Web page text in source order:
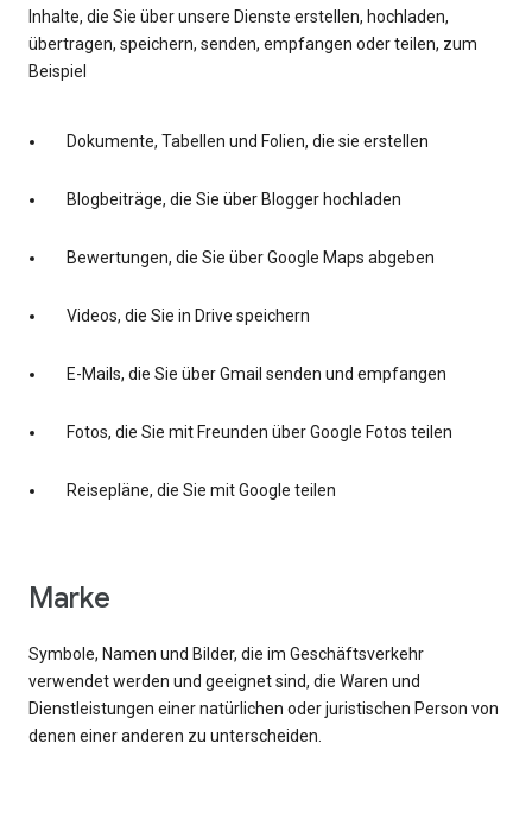
Inhalte, die Sie über unsere Dienste erstellen, hochladen,
übertragen, speichern, senden, empfangen oder teilen, zum
Beispiel
Dokumente, Tabellen und Folien, die sie erstellen
Blogbeiträge, die Sie über Blogger hochladen
Bewertungen, die Sie über Google Maps abgeben
Videos, die Sie in Drive speichern
E-Mails, die Sie über Gmail senden und empfangen
Fotos, die Sie mit Freunden über Google Fotos teilen
Reisepläne, die Sie mit Google teilen
Marke
Symbole, Namen und Bilder, die im Geschäftsverkehr
verwendet werden und geeignet sind, die Waren und
Dienstleistungen einer natürlichen oder juristischen Person von
denen einer anderen zu unterscheiden.